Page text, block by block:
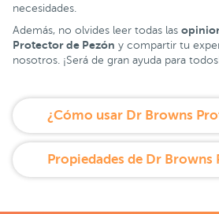
necesidades.
Además, no olvides leer todas las
Protector de Pezón y compartir tu
nosotros. ¡Será de gran ayuda para